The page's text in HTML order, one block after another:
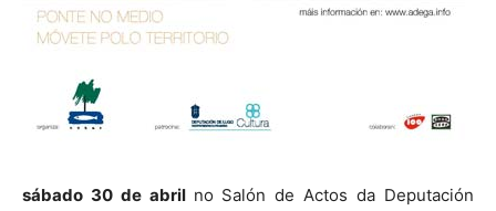
sábado 30 de abril no Salón de Actos da Deputación